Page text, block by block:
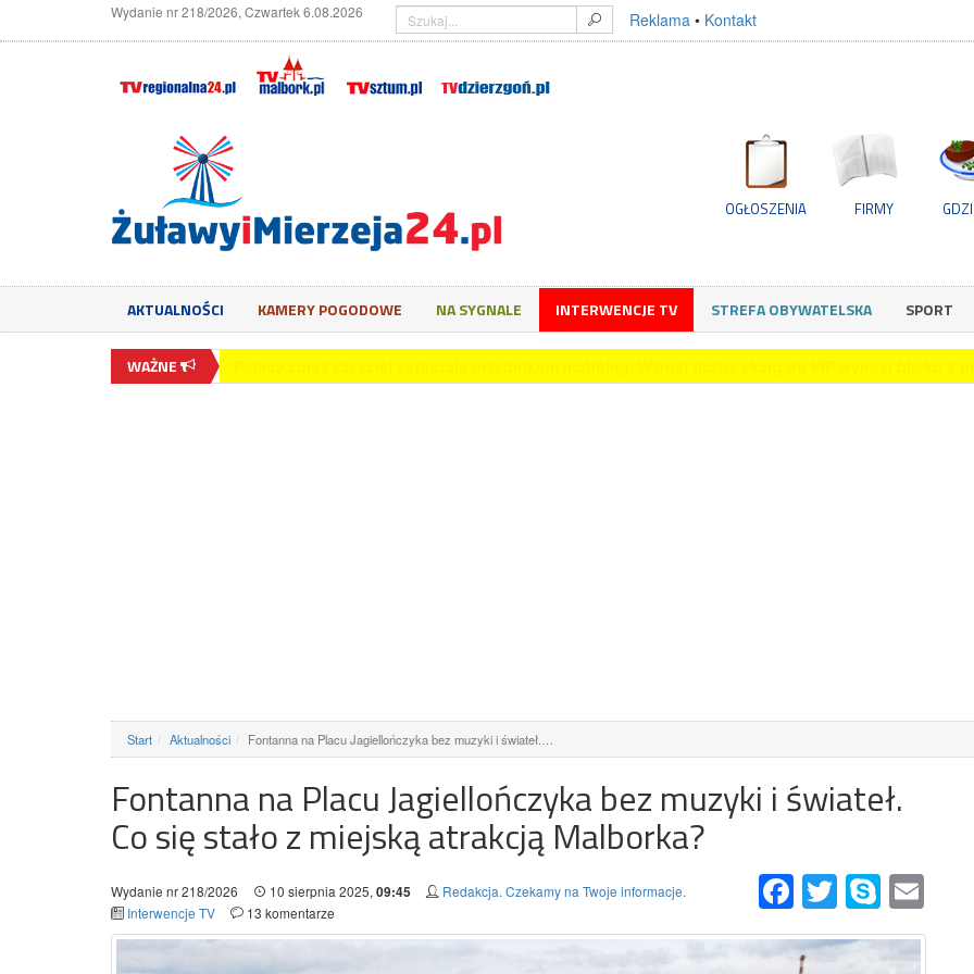
Wydanie nr 218/2026, Czwartek 6.08.2026 Reklama • Kontakt
OGŁOSZENIA FIRMY
AKTUALNOŚCI KAMERY POGODOWE NA SYGNALE INTERWENCJE TV STREFA OBYWATELSKA SPORT
WAŻNE
Start Aktualności Fontanna na Placu Jagiellończyka bez muzyki i świateł.…
Fontanna na Placu Jagiellończyka bez muzyki i świateł.
Co się stało z miejską atrakcją Malborka?
FacebookTwitter Skype
Wydanie nr 218/2026 10 sierpnia 2025, 09:45
Redakcja. Czekamy na Twoje informacje.
Interwencje TV
13 komentarze